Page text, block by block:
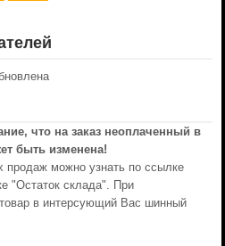
что на заказ неоплаченный в
быть изменена!
продаж можно узнать по ссылке
"Остаток склада". При
в интерсующий Вас шинный